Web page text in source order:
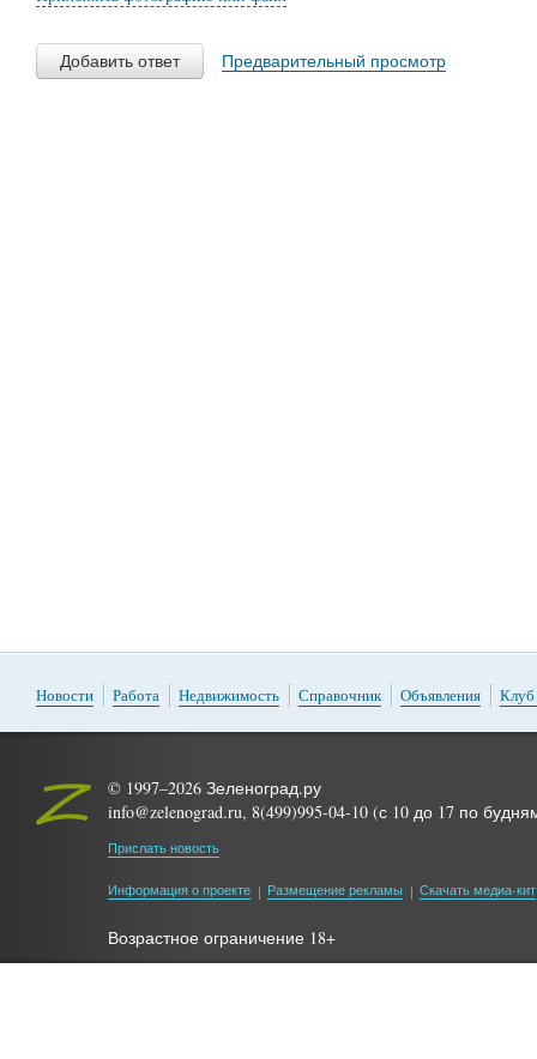
Добавить ответ Предварительный просмотр
Новости Работа Недвижимость Справочник Объявления Клуб
© 1997–2026 Зеленоград.ру
info@zelenograd.ru, 8(499)995-04-10 (с 10 до 17 по
Прислать новость
Информация о проекте Размещение рекламы Скачать медиа-кит
Возрастное ограничение 18+